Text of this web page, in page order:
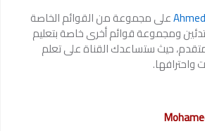
على مجموعة من القوائم الخاصة
ومجموعة قوائم أخرى خاصة بتعليم
حيث ستساعدك القناة على تعلم
واحترافها.